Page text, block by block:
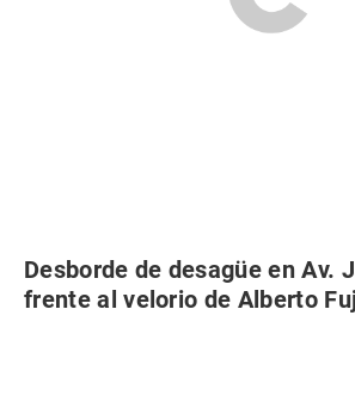
Desborde de desagüe en Av.
frente al velorio de Alberto